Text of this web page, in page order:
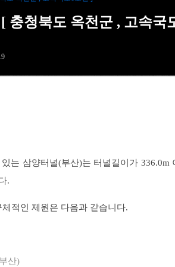
충청북도 옥천군 , 고속국
는 삼양터널(부산)는 터널길이가 336.0m
.
적인 제원은 다음과 같습니다.
산)